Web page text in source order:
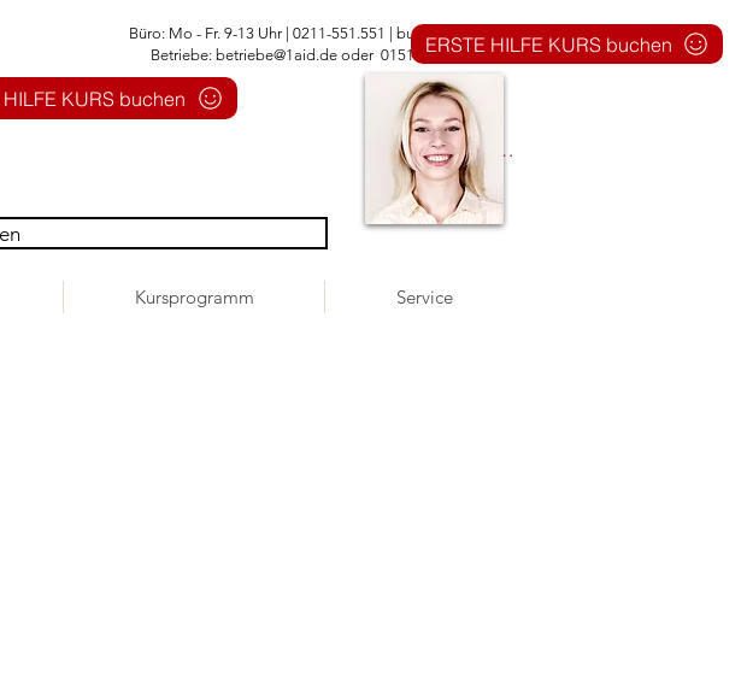
ERSTE HILFE KURS buchen
Büro: Mo - Fr. 9-13 Uhr | 0211-551.551 | buero@1aid.de
Betriebe: betriebe@1aid.de oder 0151 - 744 555 51
HILFE KURS buchen
Anmelden
Kursprogramm Service